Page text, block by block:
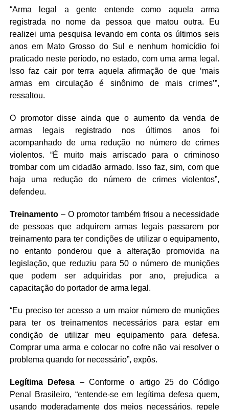
“Arma legal a gente entende como aquela arma
registrada no nome da pessoa que matou outra. Eu
realizei uma pesquisa levando em conta os últimos seis
anos em Mato Grosso do Sul e nenhum homicídio foi
praticado neste período, no estado, com uma arma legal.
Isso faz cair por terra aquela afirmação de que ‘mais
armas em circulação é sinônimo de mais crimes’”,
ressaltou.
O promotor disse ainda que o aumento da venda de
armas legais registrado nos últimos anos foi
acompanhado de uma redução no número de crimes
violentos. “É muito mais arriscado para o criminoso
trombar com um cidadão armado. Isso faz, sim, com que
haja uma redução do número de crimes violentos”,
defendeu.
Treinamento– O promotor também frisou a necessidade
de pessoas que adquirem armas legais passarem por
treinamento para ter condições de utilizar o equipamento,
no entanto ponderou que a alteração promovida na
legislação, que reduziu para 50 o número de munições
que podem ser adquiridas por ano, prejudica a
capacitação do portador de arma legal.
“Eu preciso ter acesso a um maior número de munições
para ter os treinamentos necessários para estar em
condição de utilizar meu equipamento para defesa.
Comprar uma arma e colocar no cofre não vai resolver o
problema quando for necessário”, expôs.
Legítima Defesa – Conforme o artigo 25 do Código
Penal Brasileiro, “entende-se em legítima defesa quem,
usando moderadamente dos meios necessários, repele